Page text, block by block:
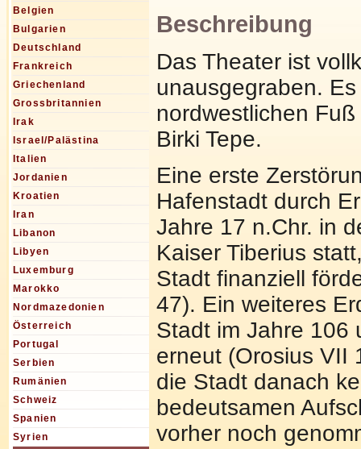
Belgien
Bulgarien
Deutschland
Frankreich
Griechenland
Grossbritannien
Irak
Israel/Palästina
Italien
Jordanien
Kroatien
Iran
Libanon
Libyen
Luxemburg
Marokko
Nordmazedonien
Österreich
Portugal
Serbien
Rumänien
Schweiz
Spanien
Syrien
Beschreibung
Das Theater ist
unausgegraben.
nordwestlichen
Birki Tepe.
Eine erste
Hafenstadt durch
Jahre 17 n.Chr. in
Kaiser Tiberius
Stadt finanziell
47). Ein weiteres
Stadt im Jahre 106
erneut (Orosius VII
die Stadt danach
bedeutsamen
vorher noch